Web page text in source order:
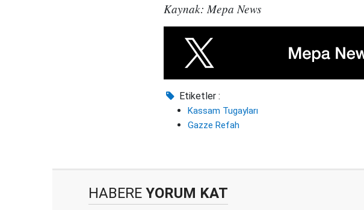
Kaynak: Mepa News
Etiketler :
Kassam Tugayları
Gazze Refah
HABERE YORUM KAT